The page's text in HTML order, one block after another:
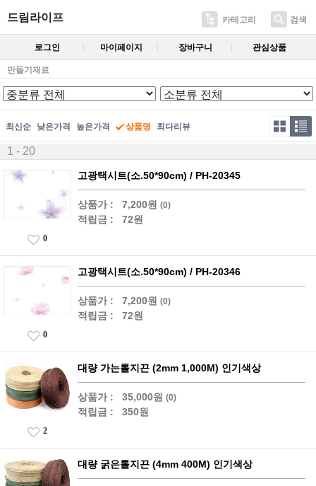
드림라이프 카테고리 검색
로그인 마이페이지 장바구니 관심상품
만들기재료
최신순 낮은가격 높은가격 상품명 최다리뷰
1 - 20
고광택시트(소.50*90cm) / PH-20345
상품가 : 7,200원 (0)
적립금 : 72원
0
고광택시트(소.50*90cm) / PH-20346
상품가 : 7,200원 (0)
적립금 : 72원
0
대량 가는롤지끈 (2mm 1,000M) 인기색상
상품가 : 35,000원 (0)
적립금 : 350원
2
대량 굵은롤지끈 (4mm 400M) 인기색상